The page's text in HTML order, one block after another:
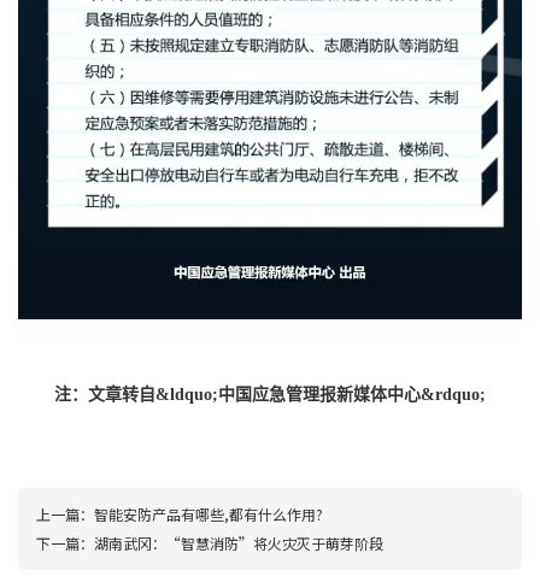
注：文章转自&ldquo;中国应急管理报新媒体中心&rdquo;
上一篇： 智能安防产品有哪些,都有什么作用?
下一篇： 湖南武冈：“智慧消防”将火灾灭于萌芽阶段